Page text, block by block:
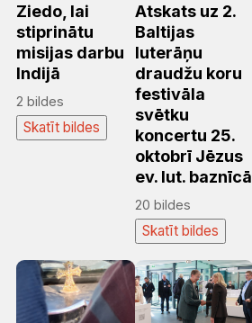
Ziedo, lai
stiprinātu
misijas darbu
Indijā
2 bildes
Skatīt bildes
Atskats uz 2.
Baltijas
luterāņu
draudžu koru
festivāla
svētku
koncertu 25.
oktobrī Jēzus
ev. lut. baznīcā
20 bildes
Skatīt bildes